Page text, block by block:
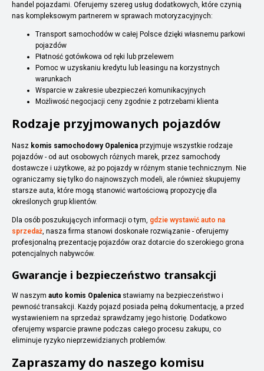
handel pojazdami. Oferujemy szereg usług dodatkowych, które czynią
nas kompleksowym partnerem w sprawach motoryzacyjnych:
Transport samochodów w całej Polsce dzięki własnemu parkowi
pojazdów
Płatność gotówkowa od ręki lub przelewem
Pomoc w uzyskaniu kredytu lub leasingu na korzystnych
warunkach
Wsparcie w zakresie ubezpieczeń komunikacyjnych
Możliwość negocjacji ceny zgodnie z potrzebami klienta
Rodzaje przyjmowanych pojazdów
Nasz komis samochodowy Opalenica przyjmuje wszystkie rodzaje
pojazdów - od aut osobowych różnych marek, przez samochody
dostawcze i użytkowe, aż po pojazdy w różnym stanie technicznym. Nie
ograniczamy się tylko do najnowszych modeli, ale również skupujemy
starsze auta, które mogą stanowić wartościową propozycję dla
określonych grup klientów.
Dla osób poszukujących informacji o tym, gdzie wystawić auto na
sprzedaż, nasza firma stanowi doskonałe rozwiązanie - oferujemy
profesjonalną prezentację pojazdów oraz dotarcie do szerokiego grona
potencjalnych nabywców.
Gwarancje i bezpieczeństwo transakcji
W naszym auto komis Opalenica stawiamy na bezpieczeństwo i
pewność transakcji. Każdy pojazd posiada pełną dokumentację, a przed
wystawieniem na sprzedaż sprawdzamy jego historię. Dodatkowo
oferujemy wsparcie prawne podczas całego procesu zakupu, co
eliminuje ryzyko nieprzewidzianych problemów.
Zapraszamy do naszego komisu